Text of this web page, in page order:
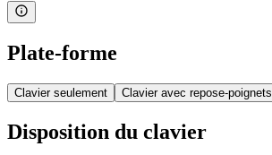
Plate-forme
Clavier seulement Clavier avec repose-poignets
Disposition du clavier